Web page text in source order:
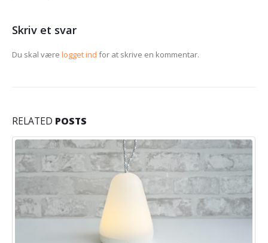
Skriv et svar
Du skal være logget ind for at skrive en kommentar.
RELATED POSTS